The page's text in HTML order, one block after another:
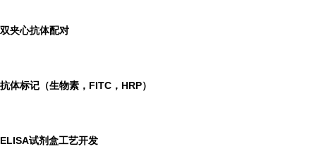
双夹心抗体配对
抗体标记（生物素，FITC，HRP）
ELISA试剂盒工艺开发